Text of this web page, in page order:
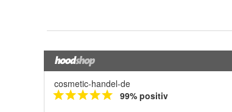
cosmetic-handel-de
99% positiv